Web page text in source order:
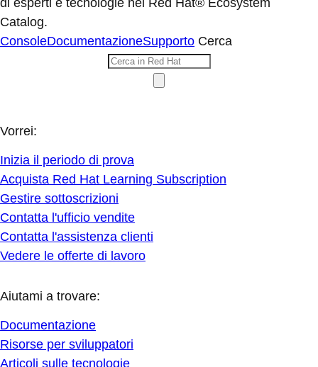
di esperti e tecnologie nel Red Hat® Ecosystem
Catalog.
ConsoleDocumentazioneSupporto Cerca
Vorrei:
Inizia il periodo di prova
Acquista Red Hat Learning Subscription
Gestire sottoscrizioni
Contatta l'ufficio vendite
Contatta l'assistenza clienti
Vedere le offerte di lavoro
Aiutami a trovare:
Documentazione
Risorse per sviluppatori
Articoli sulle tecnologie